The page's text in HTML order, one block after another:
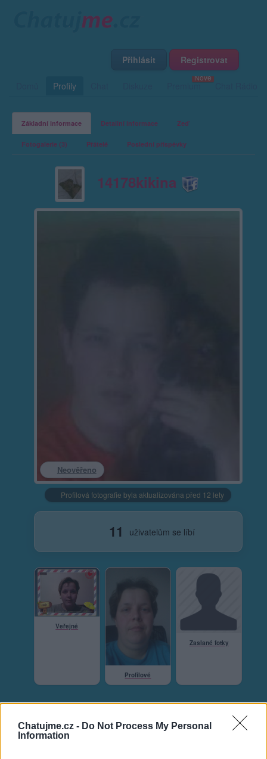
Chatujme.cz - Do Not Process My Personal
Information
Přihlásit Registrovat
Profily Premium
Základní informace Detailní informace Zeď
Fotogalerie (3) Přátelé Poslední příspěvky
14178kikina
Neověřeno
Profilová fotografie byla aktualizována před 12 lety
11 uživatelům se líbí
Veřejné
Profilové
Zaslané fotky
Neověřený profil